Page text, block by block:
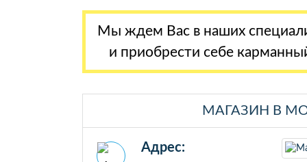
Мы ждем Вас в наших
и приобрести себе
МАГАЗИН В
Адрес: